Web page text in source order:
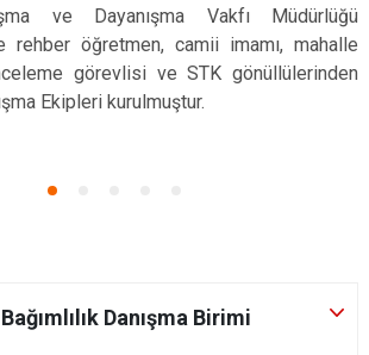
ve Dayanışma Vakfı Müdürlüğü
rehber öğretmen, camii imamı, mahalle
görevlisi ve STK gönüllülerinden
Ekipleri kurulmuştur.
Danışma Birimi